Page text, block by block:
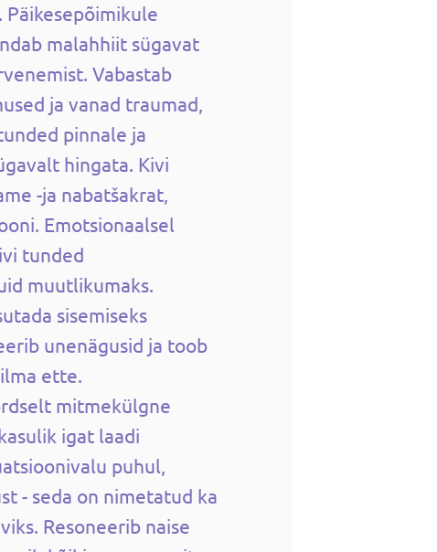
Päikesepõimikule
malahhiit sügavat
Vabastab
ja vanad traumad,
pinnale ja
hingata. Kivi
-ja nabatšakrat,
Emotsionaalsel
tunded
muutlikumaks.
sisemiseks
unenägusid ja toob
ette.
mitmekülgne
igat laadi
puhul,
- seda on nimetatud ka
Resoneerib naise